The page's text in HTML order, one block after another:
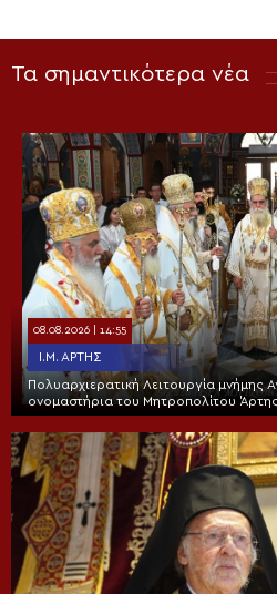
Τα σημαντικότερα νέα
08.08.2026 | 14:55
Ι.Μ. ΆΡΤΗΣ
Πολυαρχιερατική Λειτουργία μνήμης
ονομαστήρια του Μητροπολίτου